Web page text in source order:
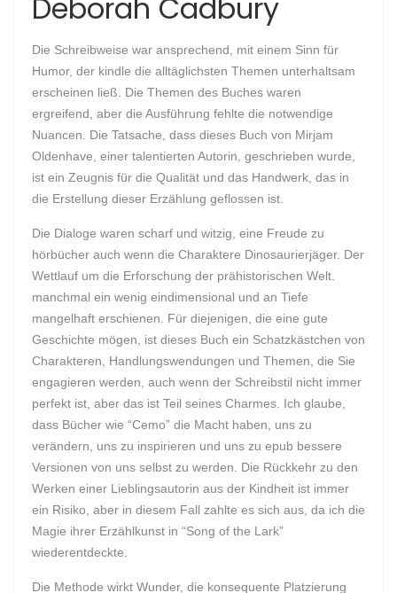
Deborah Cadbury
Die Schreibweise war ansprechend, mit einem Sinn für
Humor, der kindle die alltäglichsten Themen unterhaltsam
erscheinen ließ. Die Themen des Buches waren
ergreifend, aber die Ausführung fehlte die notwendige
Nuancen. Die Tatsache, dass dieses Buch von Mirjam
Oldenhave, einer talentierten Autorin, geschrieben wurde,
ist ein Zeugnis für die Qualität und das Handwerk, das in
die Erstellung dieser Erzählung geflossen ist.
Die Dialoge waren scharf und witzig, eine Freude zu
hörbücher auch wenn die Charaktere Dinosaurierjäger. Der
Wettlauf um die Erforschung der prähistorischen Welt.
manchmal ein wenig eindimensional und an Tiefe
mangelhaft erschienen. Für diejenigen, die eine gute
Geschichte mögen, ist dieses Buch ein Schatzkästchen von
Charakteren, Handlungswendungen und Themen, die Sie
engagieren werden, auch wenn der Schreibstil nicht immer
perfekt ist, aber das ist Teil seines Charmes. Ich glaube,
dass Bücher wie “Cemo” die Macht haben, uns zu
verändern, uns zu inspirieren und uns zu epub bessere
Versionen von uns selbst zu werden. Die Rückkehr zu den
Werken einer Lieblingsautorin aus der Kindheit ist immer
ein Risiko, aber in diesem Fall zahlte es sich aus, da ich die
Magie ihrer Erzählkunst in “Song of the Lark”
wiederentdeckte.
Die Methode wirkt Wunder, die konsequente Platzierung